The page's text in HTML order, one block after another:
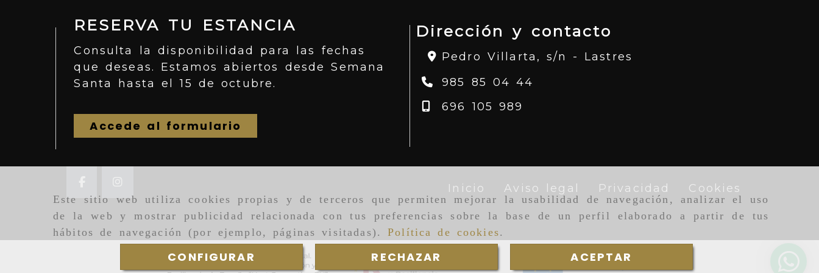
Este sitio web utiliza cookies propias y de terceros que permiten mejorar la usabilidad de navegación, analizar el uso
de la web y mostrar publicidad relacionada con tus preferencias sobre la base de un perfil elaborado a partir de tus
hábitos de navegación (por ejemplo, páginas visitadas).Política de cookies.
CONFIGURAR RECHAZAR ACEPTAR
RESERVA TU ESTANCIA
Consulta la disponibilidad para las fechas
que deseas. Estamos abiertos desde Semana
Santa hasta el 15 de octubre.
Accede al formulario
Dirección y contacto
Pedro Villarta, s/n - Lastres
985 85 04 44
696 105 989
Inicio Aviso legal Privacidad Cookies